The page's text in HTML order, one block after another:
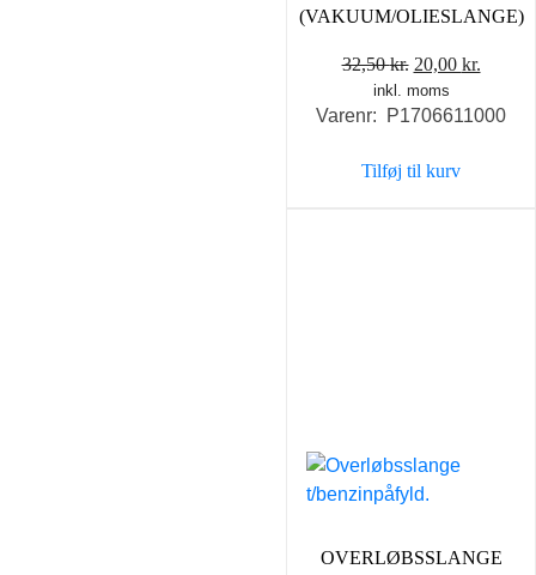
(VAKUUM/OLIESLANGE)
32,50kr. Den
oprindelige
pris
32,50 kr..
20,00 kr.
pris
inkl. moms
Varenr: P1706611000
Tilføj til kurv
OVERLØBSSLANGE